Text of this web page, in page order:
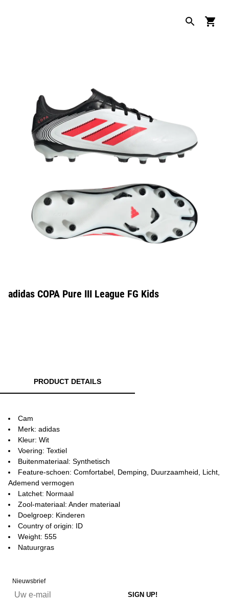
adidas COPA Pure III League FG Kids
PRODUCT DETAILS
Cam
Merk: adidas
Kleur: Wit
Voering: Textiel
Buitenmateriaal: Synthetisch
Feature-schoen: Comfortabel, Demping, Duurzaamheid, Licht,
Ademend vermogen
Latchet: Normaal
Zool-materiaal: Ander materiaal
Doelgroep: Kinderen
Country of origin: ID
Weight: 555
Natuurgras
Nieuwsbrief